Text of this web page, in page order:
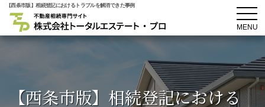
【西条市版】相続登記におけるトラブルを解消できた事例
MENU
【西条市版】 相続登記における